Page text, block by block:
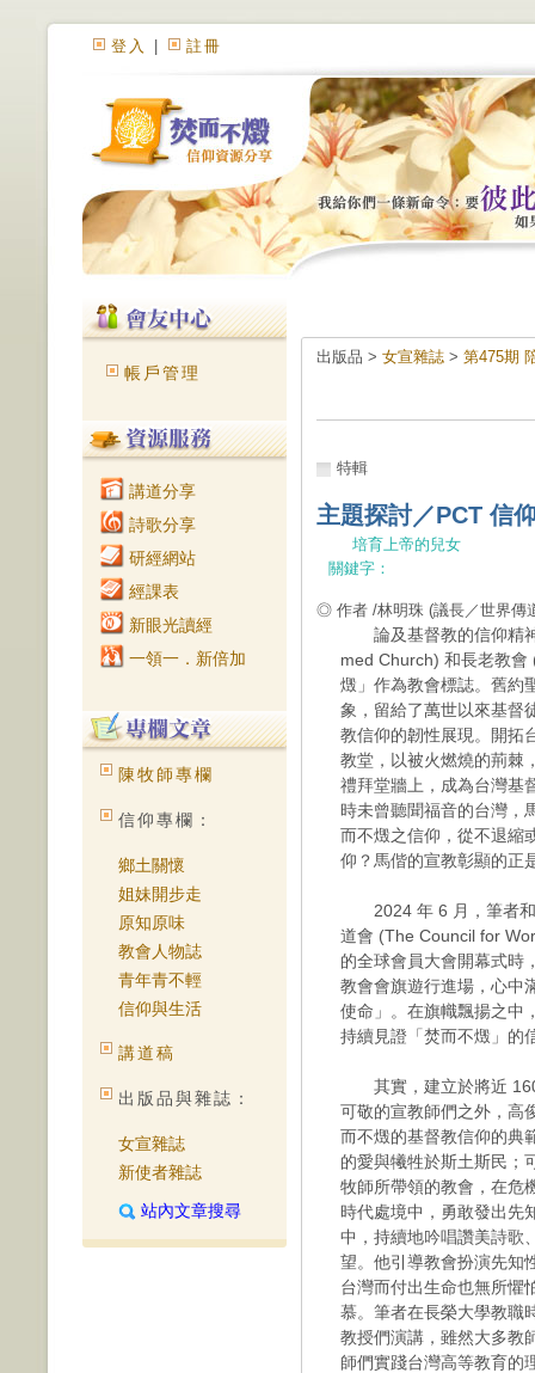
登入 註冊
帳戶管理
講道分享
詩歌分享
研經網站
經課表
新眼光讀經
一領一．新倍加
陳牧師專欄
信仰專欄：
鄉土關懷
姐妹開步走
原知原味
教會人物誌
青年青不輕
信仰與生活
講道稿
出版品與雜誌：
女宣雜誌
新使者雜誌
站內文章搜尋
出版品 > 女宣雜誌 > 第475期
特輯
主題探討／PCT 信
培育上帝的兒女
關鍵字：
◎ 作者 /林明珠 (議長／世界傳
論及基督教的信仰精神
med Church) 和長老教
燬」作為教會標誌。舊約
象，留給了萬世以來基督
教信仰的韌性展現。開拓
教堂，以被火燃燒的荊棘
禮拜堂牆上，成為台灣基
時未曾聽聞福音的台灣，
而不燬之信仰，從不退縮
仰？馬偕的宣教彰顯的正
2024 年 6 月，筆者和
道會 (The Council for
的全球會員大會開幕式時
教會會旗遊行進場，心中
使命」。在旗幟飄揚之中
持續見證「焚而不燬」的
其實，建立於將近 160
可敬的宣教師們之外，高
而不燬的基督教信仰的典
的愛與犧牲於斯土斯民；
牧師所帶領的教會，在危
時代處境中，勇敢發出先
中，持續地吟唱讚美詩歌
望。他引導教會扮演先知
台灣而付出生命也無所懼
慕。筆者在長榮大學教職
教授們演講，雖然大多教
師們實踐台灣高等教育的